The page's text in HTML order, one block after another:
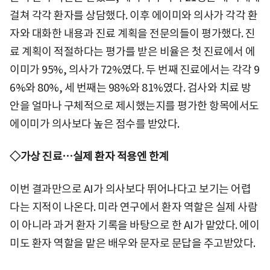
걸쳐 각각 환자를 상담했다. 이후 에이미와 의사가 각각 환
자와 대화한 내용과 진료 계획을 전문의들이 평가했다. 진
료 계획이 적절하다는 평가를 받은 비율은 첫 진료에서 에
이미가 95%, 의사가 72%였다. 두 번째 진료에서는 각각 9
6%와 80%, 세 번째는 98%와 81%였다. 검사와 치료 방
안을 얼마나 구체적으로 제시했는지를 평가한 항목에서도
에이미가 의사보다 높은 점수를 받았다.
◇가상 진료…실제 환자 적용엔 한계
이번 결과만으로 AI가 의사보다 뛰어나다고 보기는 어렵
다는 지적이 나온다. 미라 연구에서 환자 역할은 실제 사람
이 아니라 과거 환자 기록을 바탕으로 한 AI가 맡았다. 에이
미도 환자 역할을 맡은 배우와 문자로 문답을 주고받았다.